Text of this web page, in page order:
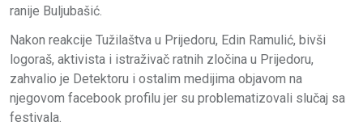
ranije Buljubašić.
Nakon reakcije Tužilaštva u Prijedoru, Edin Ramulić, bivši
logoraš, aktivista i istraživač ratnih zločina u Prijedoru,
zahvalio je Detektoru i ostalim medijima objavom na
njegovom facebook profilu jer su problematizovali slučaj sa
festivala.